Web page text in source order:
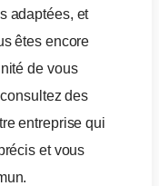
adaptées, et
êtes encore
de vous
des
entreprise qui
et vous